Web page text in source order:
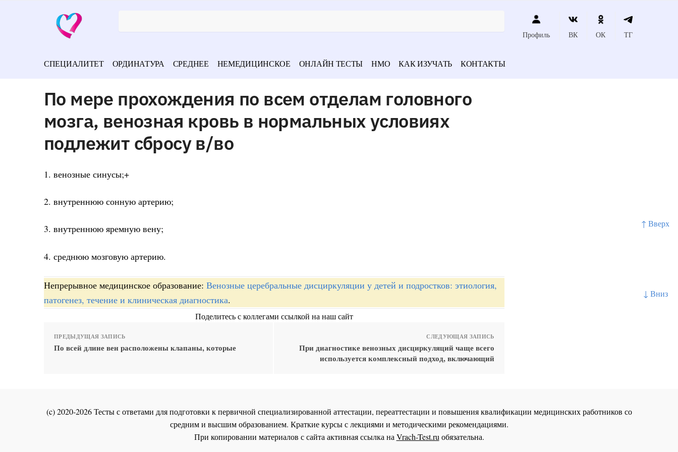
↑ Вверх
↓ Вниз
Профиль ВК ОК ТГ
СПЕЦИАЛИТЕТ ОРДИНАТУРА СРЕДНЕЕ НЕМЕДИЦИНСКОЕ ОНЛАЙН ТЕСТЫ НМО КАК ИЗУЧАТЬ КОНТАКТЫ
По мере прохождения по всем отделам головного
мозга, венозная кровь в нормальных условиях
подлежит сбросу в/во
1. венозные синусы;+
2. внутреннюю сонную артерию;
3. внутреннюю яремную вену;
4. среднюю мозговую артерию.
Непрерывное медицинское образование: Венозные церебральные дисциркуляции у детей и подростков: этиология,
патогенез, течение и клиническая диагностика.
Поделитесь с коллегами ссылкой на наш сайт
ПРЕДЫДУЩАЯ ЗАПИСЬ
По всей длине вен расположены клапаны, которые
СЛЕДУЮЩАЯ ЗАПИСЬ
При диагностике венозных дисциркуляций чаще всего
используется комплексный подход, включающий
(c) 2020-2026 Тесты с ответами для подготовки к первичной специализированной аттестации, переаттестации и повышения квалификации медицинских работников со
средним и высшим образованием. Краткие курсы с лекциями и методическими рекомендациями.
При копировании материалов с сайта активная ссылка наVrach-Test.ruобязательна.